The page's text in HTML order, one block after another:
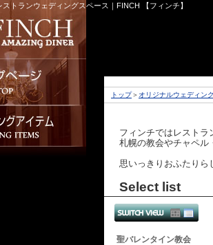
トランウェディングスペース｜FINCH 【フィンチ】
トップ＞ オリジナルウェディン
フィンチではレスト
札幌の教会やチャペル
思いっきりおふたりら
Select list
聖バレンタイン教会